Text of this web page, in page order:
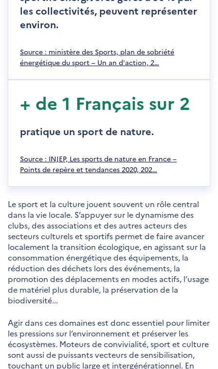
e
n
u
v
e
l
n
t
r
e
les collectivités, peuvent représenter
environ.
S
'
u
r
a
s
u
n
o
u
v
e
l
l
e
f
e
r
e
Source : ministère des Sports, plan de sobriété
énergétique du sport – Un an d'action, 2…
+ de 1 Français sur 2
pratique un sport de nature.
S
'
v
r
e
d
a
n
s
u
n
e
v
e
Source : INJEP, Les sports de nature en France –
Points de repère et tendances 2020, 202…
Le sport et la culture jouent souvent un rôle central
dans la vie locale. S’appuyer sur le dynamisme des
clubs, des associations et des autres acteurs des
secteurs culturels et sportifs permet de faire avancer
localement la transition écologique, en agissant sur la
consommation énergétique des équipements, la
réduction des déchets lors des événements, la
promotion des déplacements en modes actifs, l’usage
de matériel plus durable, la préservation de la
biodiversité...
Agir dans ces domaines est donc essentiel pour limiter
les pressions sur l’environnement et préserver les
écosystèmes. Moteurs de convivialité, sport et culture
sont aussi de puissants vecteurs de sensibilisation,
touchant un public large et intergénérationnel. En